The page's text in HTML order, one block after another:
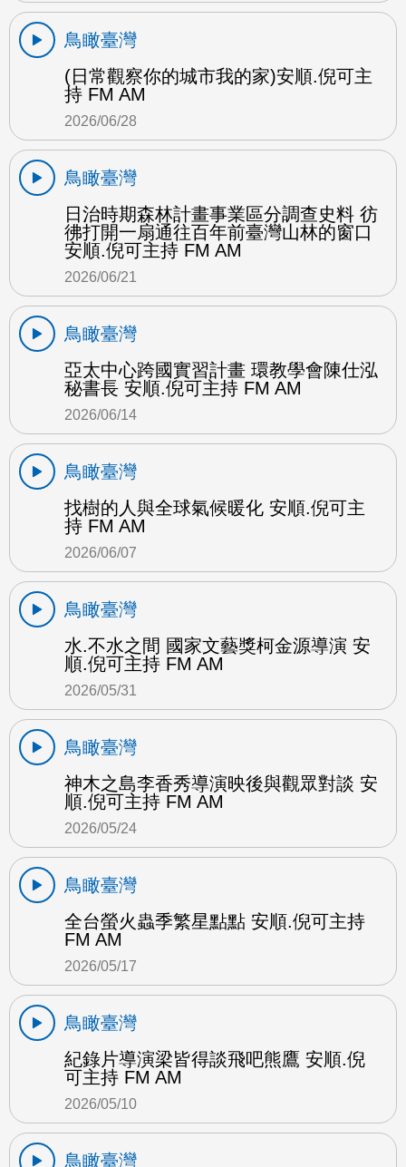
鳥瞰臺灣
(日常觀察你的城市我的家)安順.倪可主
持 FM AM
2026/06/28
鳥瞰臺灣
日治時期森林計畫事業區分調查史料 彷
彿打開一扇通往百年前臺灣山林的窗口
安順.倪可主持 FM AM
2026/06/21
鳥瞰臺灣
亞太中心跨國實習計畫 環教學會陳仕泓
秘書長 安順.倪可主持 FM AM
2026/06/14
鳥瞰臺灣
找樹的人與全球氣候暖化 安順.倪可主
持 FM AM
2026/06/07
鳥瞰臺灣
水.不水之間 國家文藝獎柯金源導演 安
順.倪可主持 FM AM
2026/05/31
鳥瞰臺灣
神木之島李香秀導演映後與觀眾對談 安
順.倪可主持 FM AM
2026/05/24
鳥瞰臺灣
全台螢火蟲季繁星點點 安順.倪可主持
FM AM
2026/05/17
鳥瞰臺灣
紀錄片導演梁皆得談飛吧熊鷹 安順.倪
可主持 FM AM
2026/05/10
鳥瞰臺灣